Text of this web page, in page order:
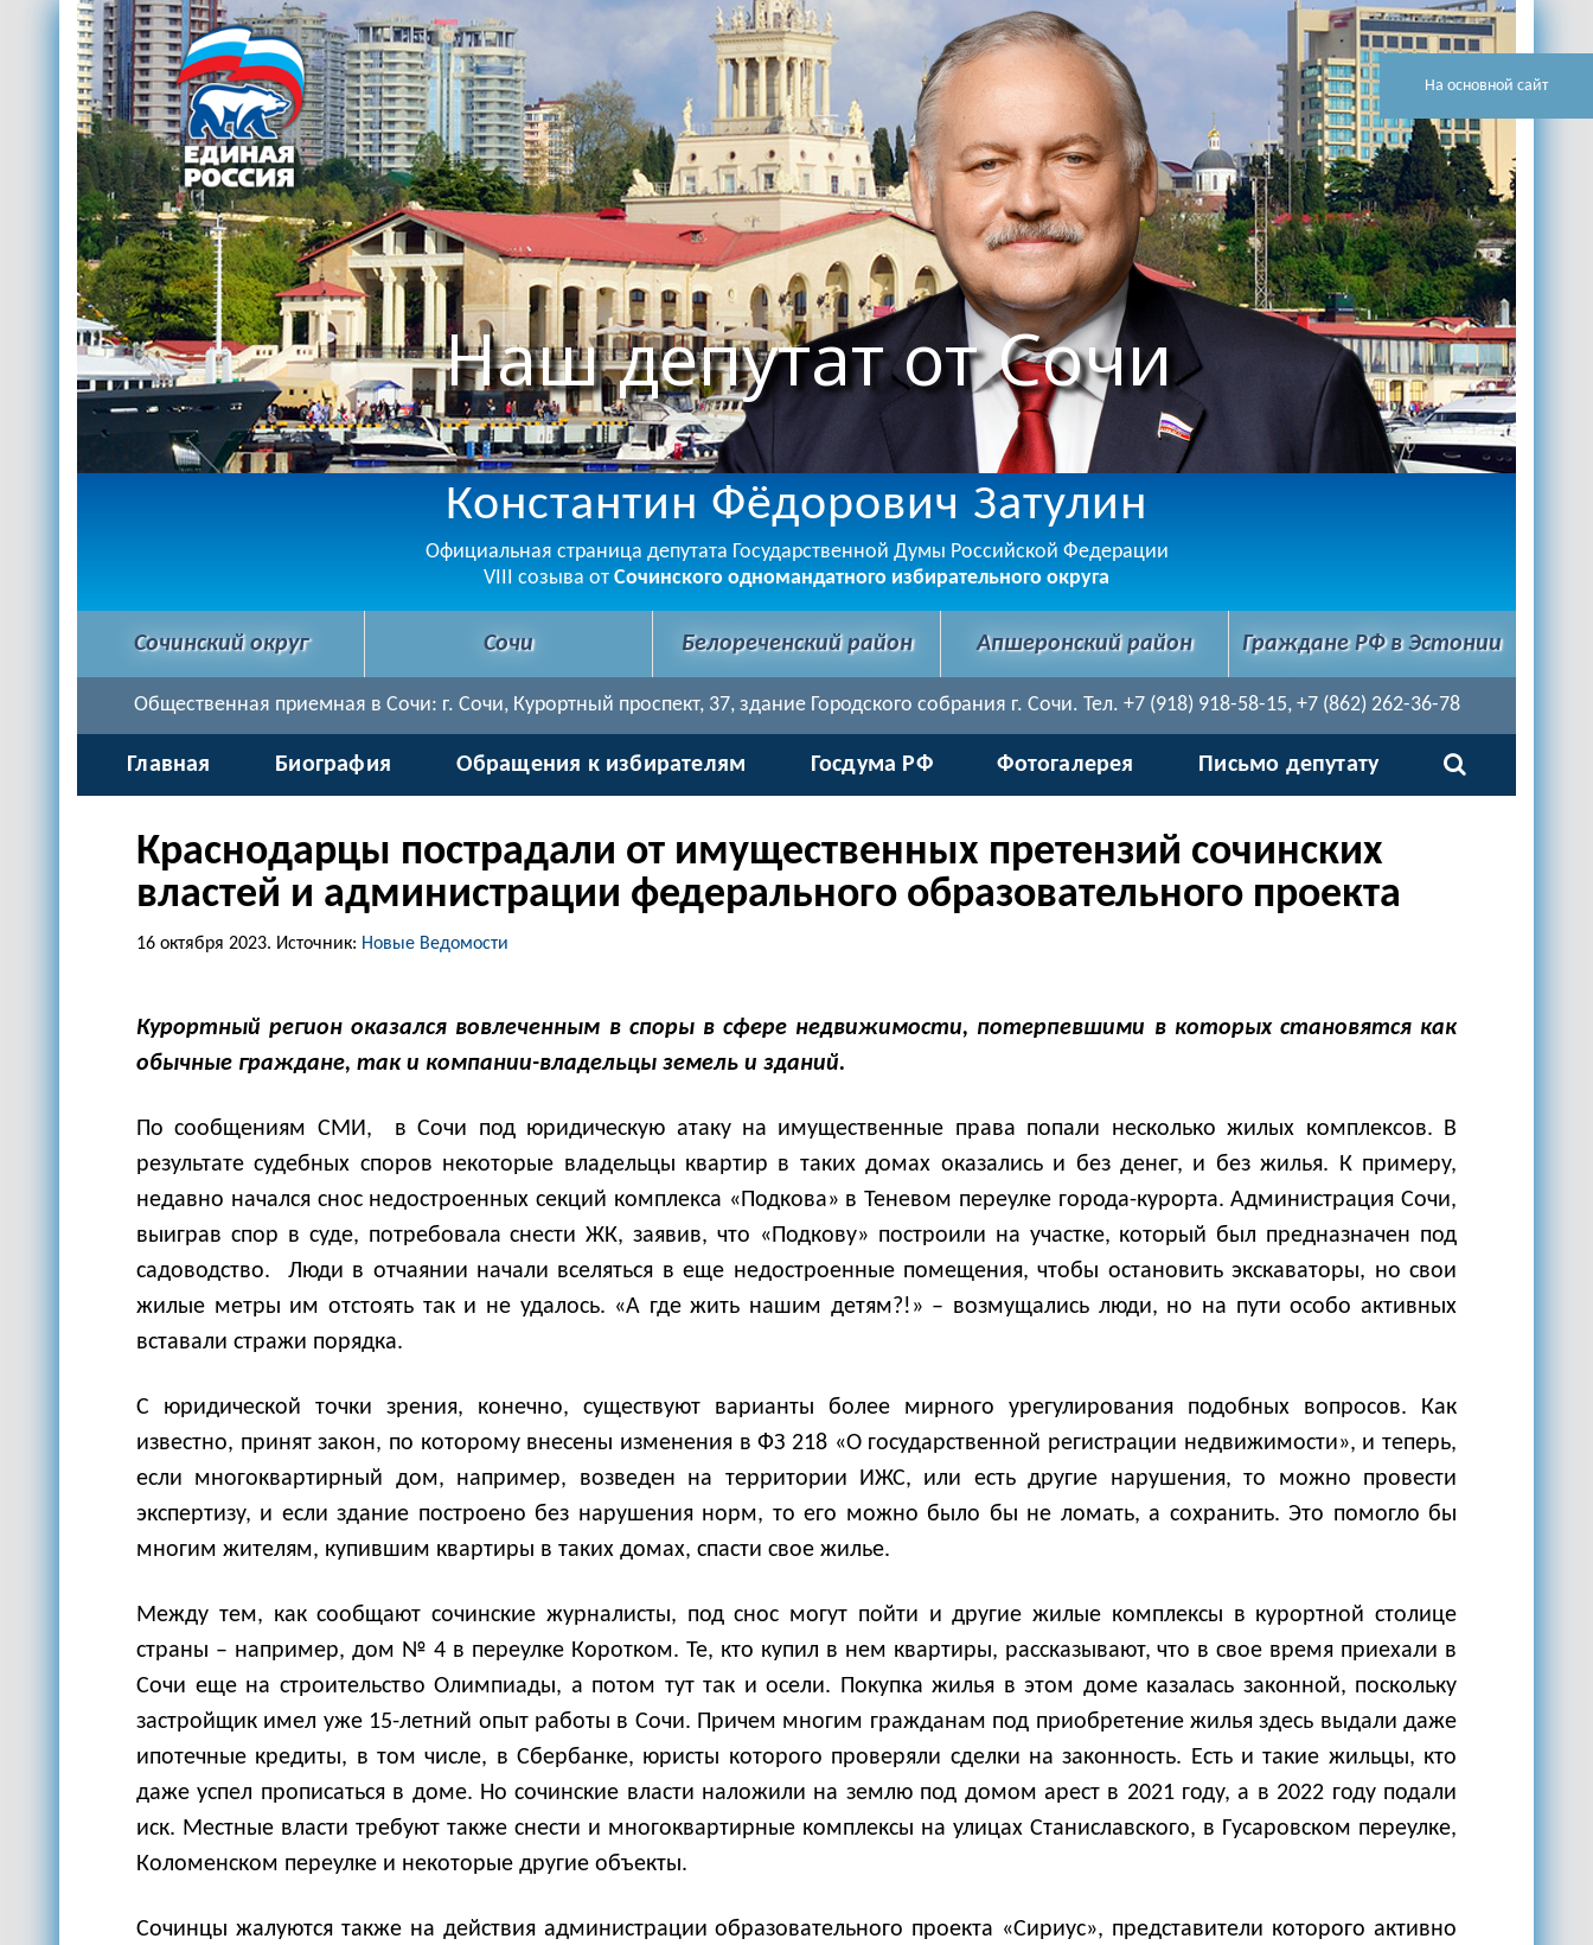
На основной сайт
Наш депутат от Сочи
Константин Фёдорович Затулин
Официальная страница депутата Государственной Думы Российской Федерации
VIII созыва от Сочинского одномандатного избирательного округа
Сочинский округ Сочи Белореченский район Апшеронский район Граждане РФ в Эстонии
Общественная приемная в Сочи: г. Сочи, Курортный проспект, 37, здание Городского собрания г. Сочи. Тел. +7 (918) 918-58-15, +7 (862) 262-36-78
Главная Биография Обращения к избирателям Госдума РФ Фотогалерея Письмо депутату
Краснодарцы пострадали от имущественных претензий сочинских
властей и администрации федерального образовательного проекта
16 октября 2023. Источник: Новые Ведомости
Курортный регион оказался вовлеченным в споры в сфере недвижимости, потерпевшими в которых становятся как
обычные граждане, так и компании-владельцы земель и зданий.
По сообщениям СМИ, в Сочи под юридическую атаку на имущественные права попали несколько жилых комплексов. В
результате судебных споров некоторые владельцы квартир в таких домах оказались и без денег, и без жилья. К примеру,
недавно начался снос недостроенных секций комплекса «Подкова» в Теневом переулке города-курорта. Администрация Сочи,
выиграв спор в суде, потребовала снести ЖК, заявив, что «Подкову» построили на участке, который был предназначен под
садоводство. Люди в отчаянии начали вселяться в еще недостроенные помещения, чтобы остановить экскаваторы, но свои
жилые метры им отстоять так и не удалось. «А где жить нашим детям?!» – возмущались люди, но на пути особо активных
вставали стражи порядка.
С юридической точки зрения, конечно, существуют варианты более мирного урегулирования подобных вопросов. Как
известно, принят закон, по которому внесены изменения в ФЗ 218 «О государственной регистрации недвижимости», и теперь,
если многоквартирный дом, например, возведен на территории ИЖС, или есть другие нарушения, то можно провести
экспертизу, и если здание построено без нарушения норм, то его можно было бы не ломать, а сохранить. Это помогло бы
многим жителям, купившим квартиры в таких домах, спасти свое жилье.
Между тем, как сообщают сочинские журналисты, под снос могут пойти и другие жилые комплексы в курортной столице
страны – например, дом № 4 в переулке Коротком. Те, кто купил в нем квартиры, рассказывают, что в свое время приехали в
Сочи еще на строительство Олимпиады, а потом тут так и осели. Покупка жилья в этом доме казалась законной, поскольку
застройщик имел уже 15-летний опыт работы в Сочи. Причем многим гражданам под приобретение жилья здесь выдали даже
ипотечные кредиты, в том числе, в Сбербанке, юристы которого проверяли сделки на законность. Есть и такие жильцы, кто
даже успел прописаться в доме. Но сочинские власти наложили на землю под домом арест в 2021 году, а в 2022 году подали
иск. Местные власти требуют также снести и многоквартирные комплексы на улицах Станиславского, в Гусаровском переулке,
Коломенском переулке и некоторые другие объекты.
Сочинцы жалуются также на действия администрации образовательного проекта «Сириус», представители которого активно